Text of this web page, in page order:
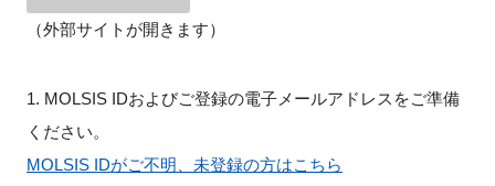
（外部サイトが開きます）
1. MOLSIS IDおよびご登録の電子メールアドレスをご準備
ください。
MOLSIS IDがご不明、未登録の方はこちら